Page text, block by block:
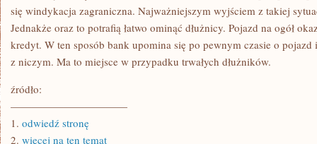
się windykacja zagraniczna. Najważniejszym wyjściem z takiej
Jednakże oraz to potrafią łatwo ominąć dłużnicy. Pojazd na ogół
kredyt. W ten sposób bank upomina się po pewnym czasie o
z niczym. Ma to miejsce w przypadku trwałych dłużników.
źródło:
———————————
1. odwiedź stronę
2. więcej na ten temat